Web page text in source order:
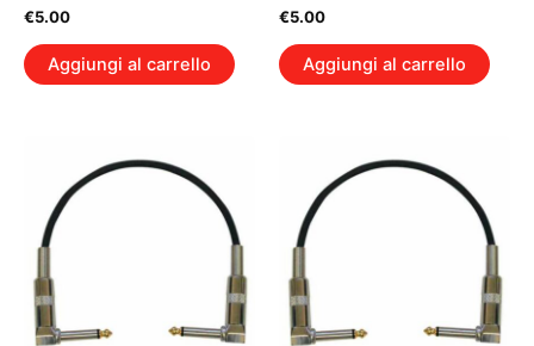
€5.00
Aggiungi al carrello
€5.00
Aggiungi al carrello